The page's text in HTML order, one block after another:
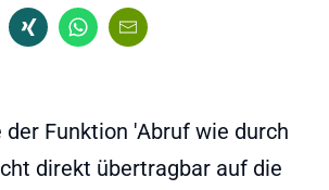
der Funktion 'Abruf wie durch
direkt übertragbar auf die